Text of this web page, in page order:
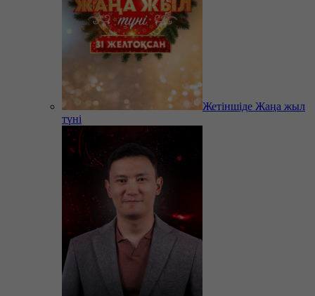
Жетіншіде Жаңа жыл
түні